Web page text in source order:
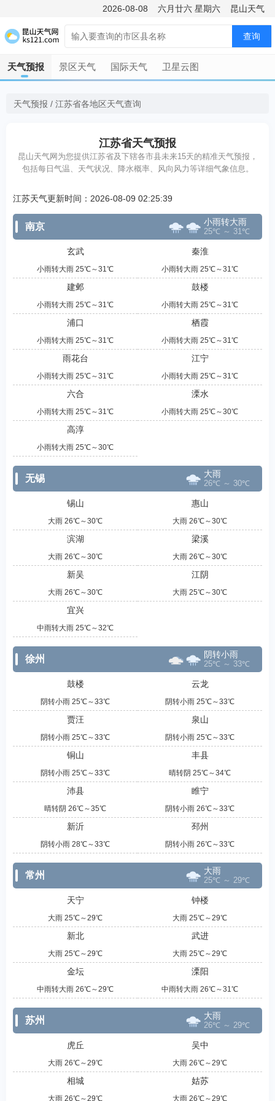
2026-08-08 六月廿六 星期六 昆山天气
查询
天气预报 景区天气 国际天气 卫星云图
天气预报 / 江苏省各地区天气查询
江苏省天气预报
昆山天气网为您提供江苏省及下辖各市县未来15天的精准天气预报，
包括每日气温、天气状况、降水概率、风向风力等详细气象信息。
江苏天气更新时间：2026-08-09 02:25:39
南京 小雨转大雨
25℃ ～ 31℃
玄武
小雨转大雨 25℃～31℃
秦淮
小雨转大雨 25℃～31℃
建邺
小雨转大雨 25℃～31℃
鼓楼
小雨转大雨 25℃～31℃
浦口
小雨转大雨 25℃～31℃
栖霞
小雨转大雨 25℃～31℃
雨花台
小雨转大雨 25℃～31℃
江宁
小雨转大雨 25℃～31℃
六合
小雨转大雨 25℃～31℃
溧水
小雨转大雨 25℃～30℃
高淳
小雨转大雨 25℃～30℃
无锡 大雨
26℃ ～ 30℃
锡山
大雨 26℃～30℃
惠山
大雨 26℃～30℃
滨湖
大雨 26℃～30℃
梁溪
大雨 26℃～30℃
新吴
大雨 26℃～30℃
江阴
大雨 25℃～30℃
宜兴
中雨转大雨 25℃～32℃
徐州 阴转小雨
25℃ ～ 33℃
鼓楼
阴转小雨 25℃～33℃
云龙
阴转小雨 25℃～33℃
贾汪
阴转小雨 25℃～33℃
泉山
阴转小雨 25℃～33℃
铜山
阴转小雨 25℃～33℃
丰县
晴转阴 25℃～34℃
沛县
晴转阴 26℃～35℃
睢宁
阴转小雨 26℃～33℃
新沂
阴转小雨 28℃～33℃
邳州
阴转小雨 26℃～33℃
常州 大雨
25℃ ～ 29℃
天宁
大雨 25℃～29℃
钟楼
大雨 25℃～29℃
新北
大雨 25℃～29℃
武进
大雨 25℃～29℃
金坛
中雨转大雨 26℃～29℃
溧阳
中雨转大雨 26℃～31℃
苏州 大雨
26℃ ～ 29℃
虎丘
大雨 26℃～29℃
吴中
大雨 26℃～29℃
相城
大雨 26℃～29℃
姑苏
大雨 26℃～29℃